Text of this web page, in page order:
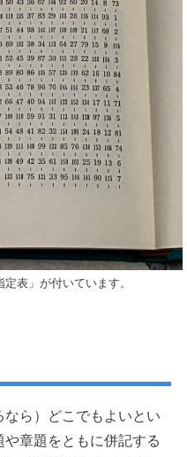
表」が付いています。
なら）どこでもよいとい
章題をともに併記する